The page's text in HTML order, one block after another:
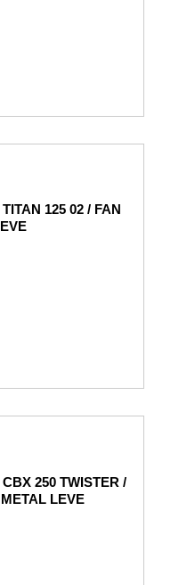
125 02 / FAN
250 TWISTER /
LEVE